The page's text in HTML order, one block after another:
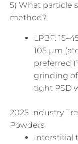
5) What particle
method?
LPBF:
105 µm
preferred
grinding
tight PSD
2025 Industry
Powders
Interstitial